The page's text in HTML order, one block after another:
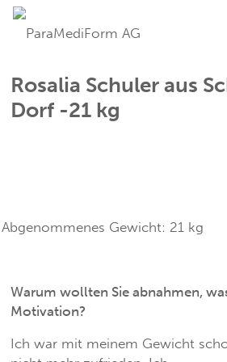
Rosalia Schuler aus
Dorf -21 kg
Abgenommenes Gewicht: 21 kg
Warum wollten Sie abnahmen,
Motivation?
Ich war mit meinem Gewicht